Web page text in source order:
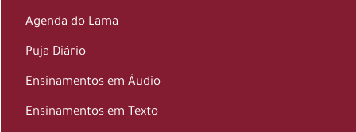
Agenda do Lama
Puja Diário
Ensinamentos em Áudio
Ensinamentos em Texto